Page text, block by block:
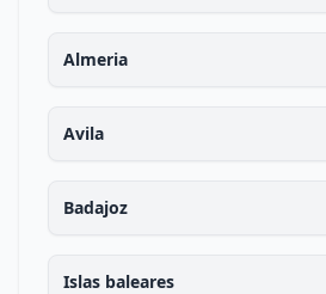
Almeria
Avila
Badajoz
Islas baleares